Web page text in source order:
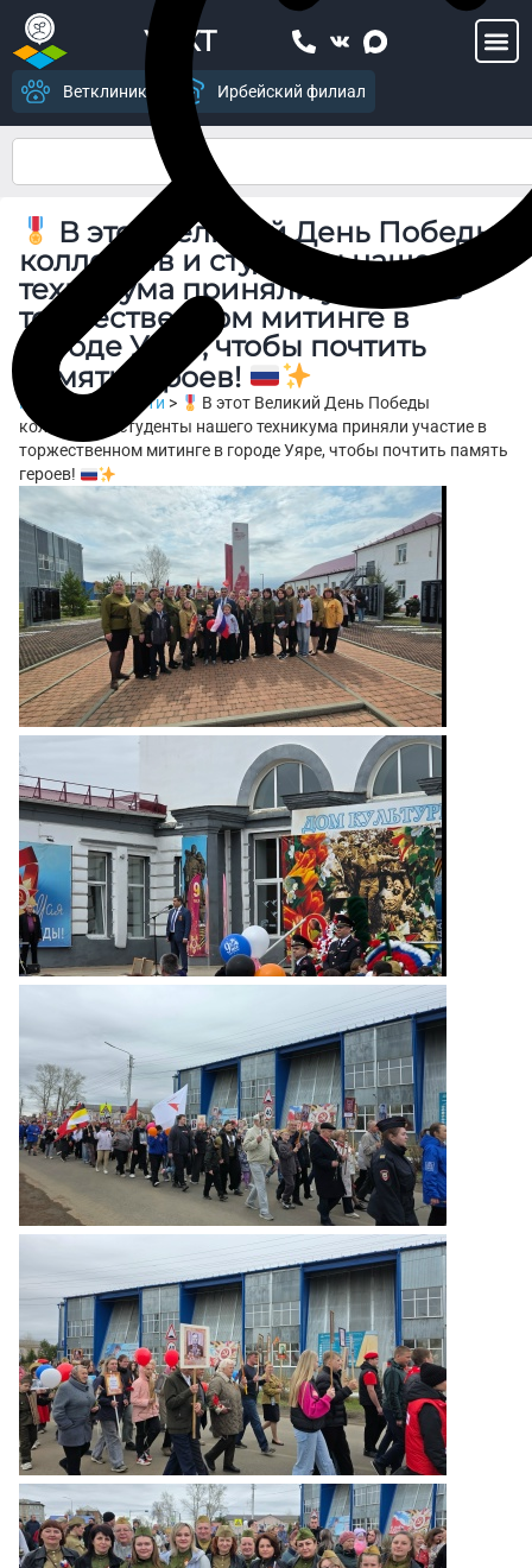
УСХТ
Ветклиника Ирбейский филиал
В этот Великий День Победы
коллектив и студенты нашего
техникума приняли участие в
торжественном митинге в
городе Уяре, чтобы почтить
память героев!
Главная Новости >
В этот Великий День Победы
коллектив и студенты нашего техникума приняли участие в
торжественном митинге в городе Уяре, чтобы почтить память
героев!